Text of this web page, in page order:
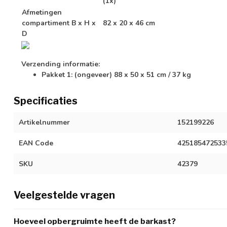
Afmetingen
compartiment B x H x
D
82 x 20 x 46 cm
Verzending informatie:
Pakket 1: (ongeveer) 88 x 50 x 51 cm / 37 kg
Specificaties
Artikelnummer 152199226
EAN Code
SKU 42379
Veelgestelde vragen
Hoeveel opbergruimte heeft de barkast?